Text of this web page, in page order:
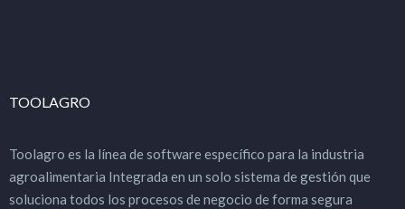
TOOLAGRO
Toolagro es la línea de software específico para la industria
agroalimentaria Integrada en un solo sistema de gestión que
soluciona todos los procesos de negocio de forma segura